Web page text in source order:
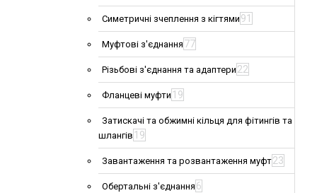
Симетричні зчеплення з кігтями 91
Муфтові з'єднання 77
Різьбові з'єднання та адаптери 22
Фланцеві муфти 19
Затискачі та обжимні кільця для фітингів та
шлангів 19
Завантаження та розвантаження муфт23
Обертальні з'єднання 6